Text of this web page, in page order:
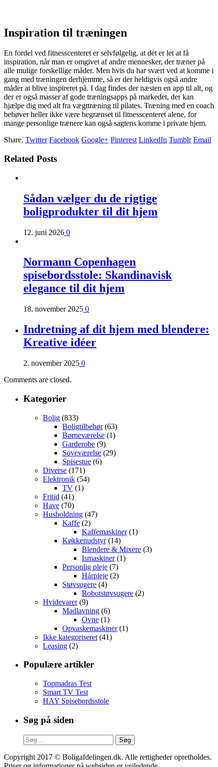
Inspiration til træningen
En fordel ved fitnesscenteret er selvfølgelig, at det er let at få
inspiration, når man er omgivet af andre mennesker, der træner på
alle mulige forskellige måder. Men hvis du har svært ved at komme i
gang med træningen derhjemme, så er der heldigvis også andre
måder at blive inspireret på. I dag findes der næsten en app til alt, og
der er også masser af gode træningsapps på markedet, der kan
hjælpe dig med alt fra vægttræning til pilates. Træning med en coach
behøver heller ikke være begrænset til fitnesscenteret alene, for
mange personlige trænere kan også sagtens komme i private hjem.
Share. Twitter Facebook Google+ Pinterest LinkedIn Tumblr Email
Related Posts
Sådan vælger du de rigtige
boligprodukter til dit hjem
12. juni 2026 0
Normann Copenhagen
spisebordsstole: Skandinavisk
elegance til dit hjem
18. november 2025 0
Indretning af dit hjem med blendere:
Kreative idéer
2. november 2025 0
Comments are closed.
Kategorier
Bolig (833)
Boligtilbehør(63)
Børneværelse (1)
Garderobe (9)
Soveværelse (29)
Spisestue (6)
Diverse (171)
Elektronik (54)
TV (1)
Fritid (41)
Have (70)
Husholdning (47)
Kaffe (2)
Kaffemaskiner(1)
Køkkenudstyr(14)
Blendere & Mixere (3)
Ismaskiner(1)
Personlig pleje (7)
Hårpleje (2)
Støvsugere (4)
Robotstøvsugere (2)
Hvidevarer(9)
Madlavning (6)
Ovne (1)
Opvaskemaskiner(1)
Ikke kategoriseret (41)
Leasing (2)
Populære artikler
Topmadras Test
Smart TV Test
HAY Spisebordsstole
Søg på siden
Søg
efter:
Copyright 2017 © Boligafdelingen.dk. Alle rettigheder opretholdes.